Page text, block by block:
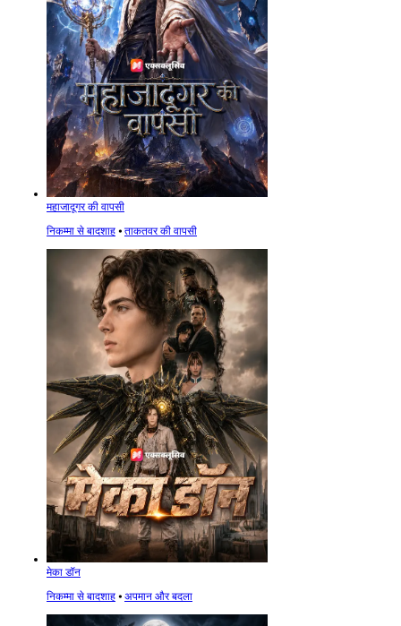
महाजादूगर की वापसी
निकम्मा से बादशाह ⦁ ताकतवर की वापसी
मेका डॉन
निकम्मा से बादशाह ⦁ अपमान और बदला